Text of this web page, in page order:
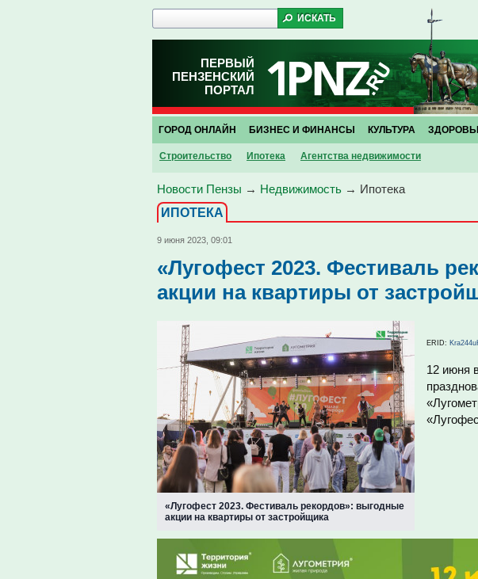
ПЕРВЫЙ
ПЕНЗЕНСКИЙ
ПОРТАЛ
ГОРОД ОНЛАЙН БИЗНЕС И ФИНАНСЫ КУЛЬТУРА
Строительство Ипотека Агентства недвижимости
Новости Пензы → Недвижимость → Ипотека
ИПОТЕКА
9 июня 2023, 09:01
«Лугофест 2023. Фестиваль
акции на квартиры от
«Лугофест 2023. Фестиваль рекордов»: выгодные
акции на квартиры от застройщика
ERID:
12 июня